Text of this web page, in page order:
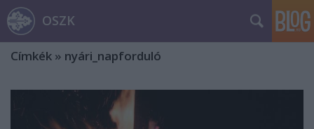
OSZK
Címkék » nyári_napforduló